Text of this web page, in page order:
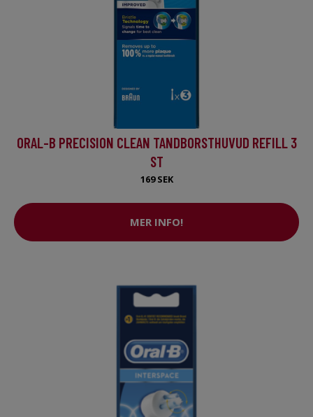
ORAL-B PRECISION CLEAN TANDBORSTHUVUD REFILL 3
ST
169 SEK
MER INFO!